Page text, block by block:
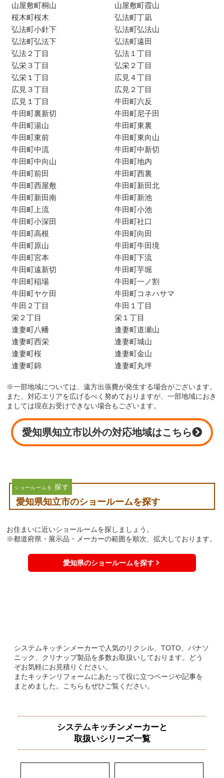
山屋敷町桐山
山屋敷町霞山
桜木町桜木
弘法町丁凪
弘法町小針下
弘法町弘法山
弘法町弘法下
弘法町遠田
弘法２丁目
弘法１丁目
弘栄３丁目
弘栄２丁目
弘栄１丁目
広見４丁目
広見３丁目
広見２丁目
広見１丁目
牛田町六反
牛田町裏新切
牛田町尼子田
牛田町湯山
牛田町東裏
牛田町東前
牛田町東向山
牛田町中流
牛田町中新切
牛田町中向山
牛田町地内
牛田町前田
牛田町西裏
牛田町西屋敷
牛田町新田北
牛田町新田南
牛田町新池
牛田町上流
牛田町小池
牛田町小深田
牛田町社口
牛田町高根
牛田町向田
牛田町原山
牛田町牛田境
牛田町宮本
牛田町下流
牛田町遠新切
牛田町芋堀
牛田町稲場
牛田町一ノ割
牛田町ヤケ田
牛田町コネハサマ
牛田２丁目
牛田１丁目
栄２丁目
栄１丁目
逢妻町八幡
逢妻町道瀬山
逢妻町西栄
逢妻町城山
逢妻町桜
逢妻町金山
逢妻町錦
逢妻町丸坪
※一部地域については、遠方出張費が発生する場合がございます。
また、対応エリアを広げるべく努めておりますが、一部地域におき
ましては現在お受けできない場合もございます。
愛知県知立市以外の対応地域はこちら
ショールームを 探す
愛知県知立市のショールームを探す
お住まいに近いショールームを探しましょう。
※都道府県・展示品・メーカーの範囲を順次、拡大しております。
愛知県のショールームを探す
システムキッチンメーカーで人気のリクシル、TOTO、パナソ
ニック、クリナップ製品を多数お取扱いしております。どう
ぞお気軽にお見積りください。
またキッチンリフォームにあたって役に立つページや記事を
まとめました。こちらもぜひご覧ください。
システムキッチンメーカーと
取扱いシリーズ一覧